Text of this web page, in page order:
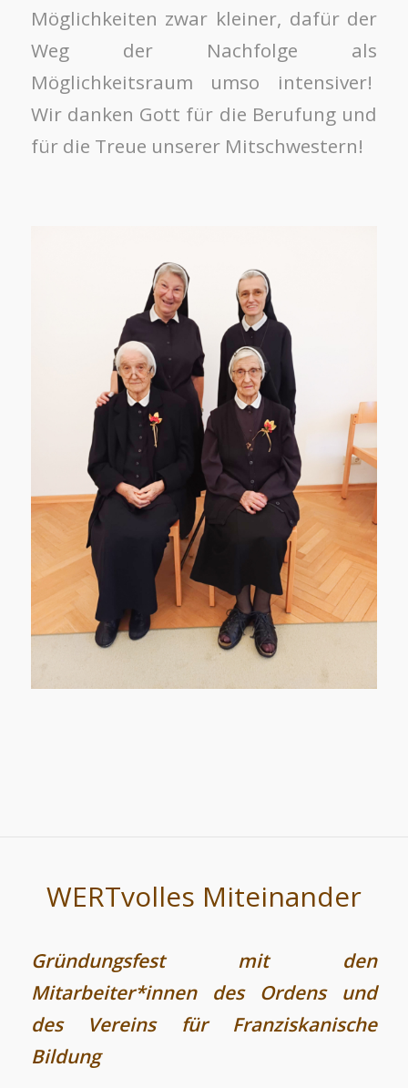
Möglichkeiten zwar kleiner, dafür der
Weg der Nachfolge als
Möglichkeitsraum umso intensiver!
Wir danken Gott für die Berufung und
für die Treue unserer Mitschwestern!
WERTvolles Miteinander
Gründungsfest mit den
Mitarbeiter*innen des Ordens und
des Vereins für Franziskanische
Bildung